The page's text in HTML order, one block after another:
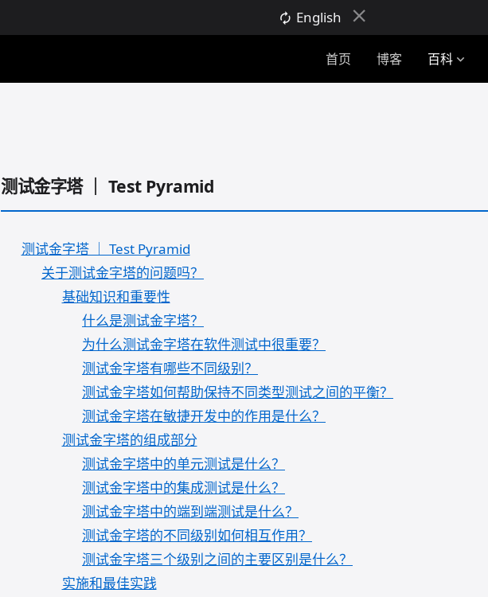
autorenew English
close
首页 博客 百科 expand_more
测试金字塔 ｜ Test Pyramid
测试金字塔 ｜ Test Pyramid
关于测试金字塔的问题吗？
基础知识和重要性
什么是测试金字塔？
为什么测试金字塔在软件测试中很重要？
测试金字塔有哪些不同级别？
测试金字塔如何帮助保持不同类型测试之间的平衡？
测试金字塔在敏捷开发中的作用是什么？
测试金字塔的组成部分
测试金字塔中的单元测试是什么？
测试金字塔中的集成测试是什么？
测试金字塔中的端到端测试是什么？
测试金字塔的不同级别如何相互作用？
测试金字塔三个级别之间的主要区别是什么？
实施和最佳实践